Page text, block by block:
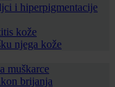
i hiperpigmentacije
kože
njega kože
muškarce
brijanja